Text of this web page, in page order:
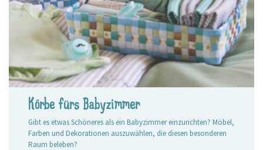
Körbe fürs Babyzimmer
Gibt es etwas Schöneres als ein Babyzimmer einzurichten? Möbel,
Farben und Dekorationen auszuwählen, die diesen besonderen
Raum beleben?